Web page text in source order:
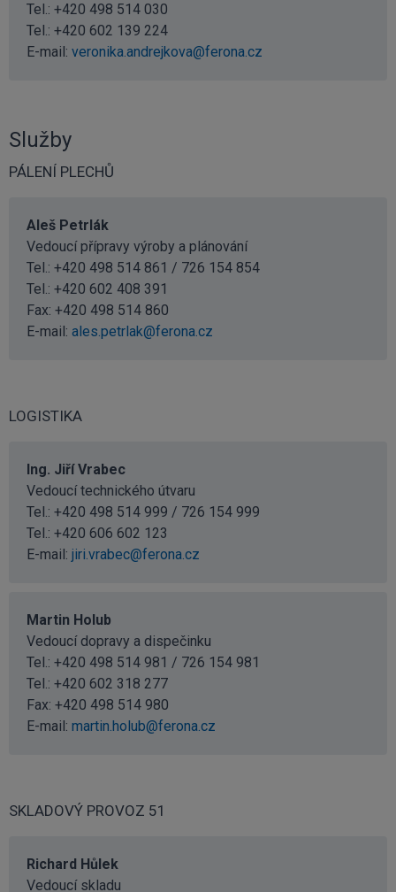
Tel.: +420 498 514 030
Tel.: +420 602 139 224
E-mail: veronika.andrejkova@ferona.cz
Služby
PÁLENÍ PLECHŮ
Aleš Petrlák
Vedoucí přípravy výroby a plánování
Tel.: +420 498 514 861 / 726 154 854
Tel.: +420 602 408 391
Fax: +420 498 514 860
E-mail: ales.petrlak@ferona.cz
LOGISTIKA
Ing. Jiří Vrabec
Vedoucí technického útvaru
Tel.: +420 498 514 999 / 726 154 999
Tel.: +420 606 602 123
E-mail: jiri.vrabec@ferona.cz
Martin Holub
Vedoucí dopravy a dispečinku
Tel.: +420 498 514 981 / 726 154 981
Tel.: +420 602 318 277
Fax: +420 498 514 980
E-mail: martin.holub@ferona.cz
SKLADOVÝ PROVOZ 51
Richard Hůlek
Vedoucí skladu